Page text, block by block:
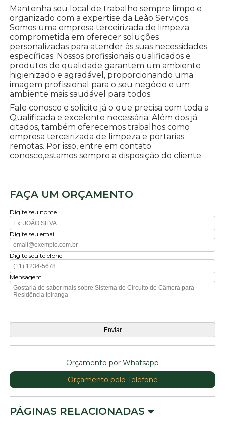
Mantenha seu local de trabalho sempre limpo e
organizado com a expertise da Leão Serviços.
Somos uma empresa terceirizada de limpeza
comprometida em oferecer soluções
personalizadas para atender às suas necessidades
específicas. Nossos profissionais qualificados e
produtos de qualidade garantem um ambiente
higienizado e agradável, proporcionando uma
imagem profissional para o seu negócio e um
ambiente mais saudável para todos.
Fale conosco e solicite já o que precisa com toda a
Qualificada e excelente necessária. Além dos já
citados, também oferecemos trabalhos como
empresa terceirizada de limpeza e portarias
remotas. Por isso, entre em contato
conosco,estamos sempre a disposição do cliente.
FAÇA UM ORÇAMENTO
Digite seu nome
Digite seu email
Digite seu telefone
Mensagem
Orçamento por Whatsapp
Orçamento pelo Telefone
PÁGINAS RELACIONADAS